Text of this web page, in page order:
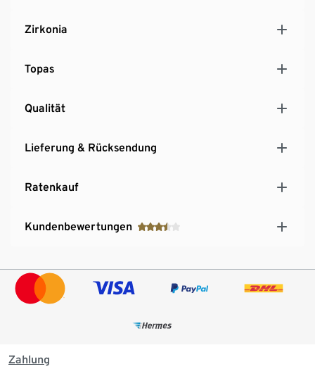
Zirkonia
Topas
Qualität
Lieferung & Rücksendung
Ratenkauf
Kundenbewertungen
Zahlung